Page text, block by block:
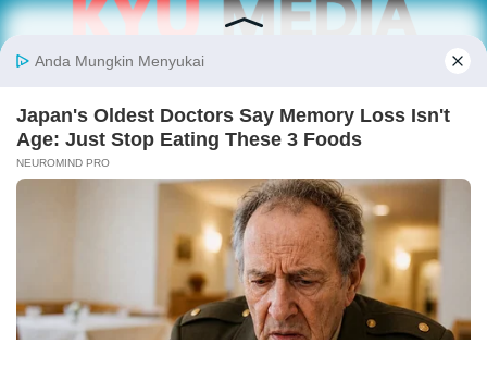
Kabarbaru.co menyajikan berita aktual dan
inspiratif dari sudut pandang berbaik sangka
Follow Kabarbaru